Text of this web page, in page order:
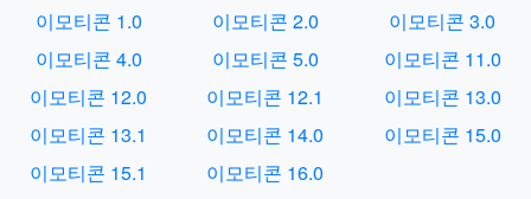
이모티콘 1.0 이모티콘 2.0
이모티콘 3.0
이모티콘 4.0
이모티콘 5.0
이모티콘 11.0
이모티콘 12.0
이모티콘 12.1
이모티콘 13.0
이모티콘 13.1
이모티콘 14.0
이모티콘 15.0
이모티콘 15.1
이모티콘 16.0